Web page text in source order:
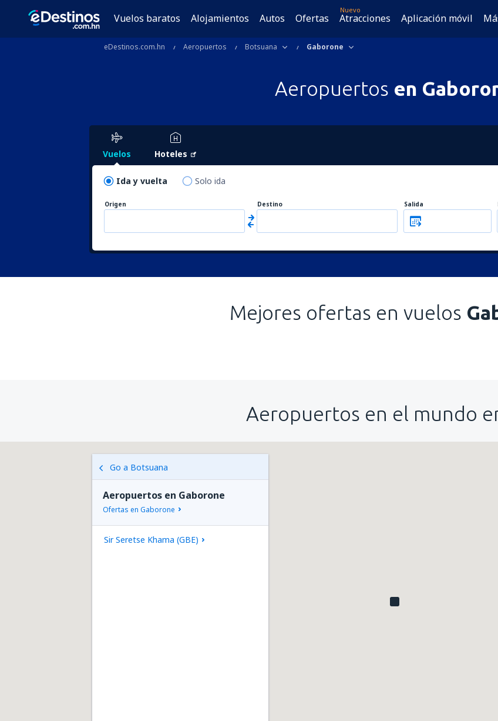
Vuelos baratos Alojamientos Autos Ofertas
Nuevo
Atracciones Aplicación móvil
eDestinos.com.hn Aeropuertos Botsuana Gaborone
Aeropuertos en
Vuelos Hoteles
Ida y vuelta Solo ida
Origen Destino Salida
Mejores ofertas en vuelos
Aeropuertos en el mundo
Go a Botsuana
Aeropuertos en Gaborone
Ofertas en Gaborone
Sir Seretse Khama (GBE)